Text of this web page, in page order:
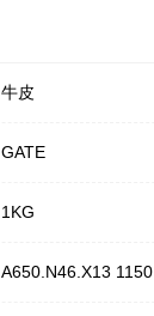
牛皮
GATE
1KG
A650.N46.X13 1150